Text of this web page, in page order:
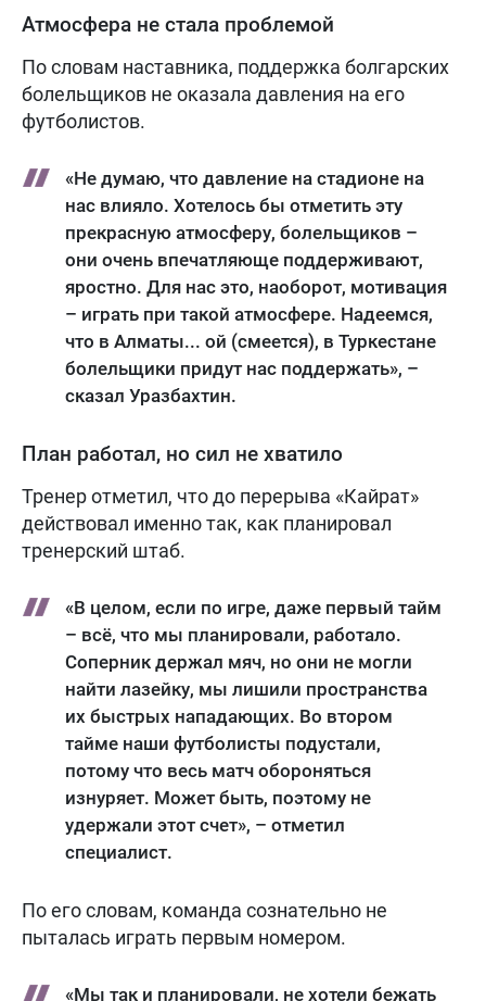
Атмосфера не стала проблемой
По словам наставника, поддержка болгарских
болельщиков не оказала давления на его
футболистов.
«Не думаю, что давление на стадионе на
нас влияло. Хотелось бы отметить эту
прекрасную атмосферу, болельщиков –
они очень впечатляюще поддерживают,
яростно. Для нас это, наоборот, мотивация
– играть при такой атмосфере. Надеемся,
что в Алматы... ой (смеется), в Туркестане
болельщики придут нас поддержать», –
сказал Уразбахтин.
План работал, но сил не хватило
Тренер отметил, что до перерыва «Кайрат»
действовал именно так, как планировал
тренерский штаб.
«В целом, если по игре, даже первый тайм
– всё, что мы планировали, работало.
Соперник держал мяч, но они не могли
найти лазейку, мы лишили пространства
их быстрых нападающих. Во втором
тайме наши футболисты подустали,
потому что весь матч обороняться
изнуряет. Может быть, поэтому не
удержали этот счет», – отметил
специалист.
По его словам, команда сознательно не
пыталась играть первым номером.
«Мы так и планировали, не хотели бежать